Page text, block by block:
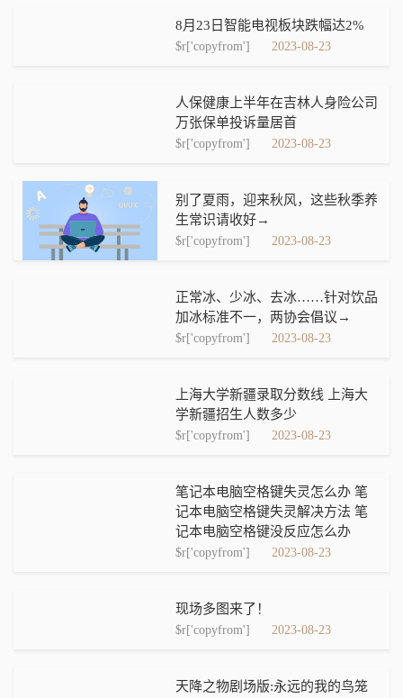
8月23日智能电视板块跌幅达2%
$r['copyfrom'] 2023-08-23
人保健康上半年在吉林人身险公司
万张保单投诉量居首
$r['copyfrom'] 2023-08-23
别了夏雨，迎来秋风，这些秋季养
生常识请收好→
$r['copyfrom'] 2023-08-23
正常冰、少冰、去冰……针对饮品
加冰标准不一，两协会倡议→
$r['copyfrom'] 2023-08-23
上海大学新疆录取分数线 上海大
学新疆招生人数多少
$r['copyfrom'] 2023-08-23
笔记本电脑空格键失灵怎么办 笔
记本电脑空格键失灵解决方法 笔
记本电脑空格键没反应怎么办
$r['copyfrom'] 2023-08-23
现场多图来了！
$r['copyfrom'] 2023-08-23
天降之物剧场版:永远的我的鸟笼